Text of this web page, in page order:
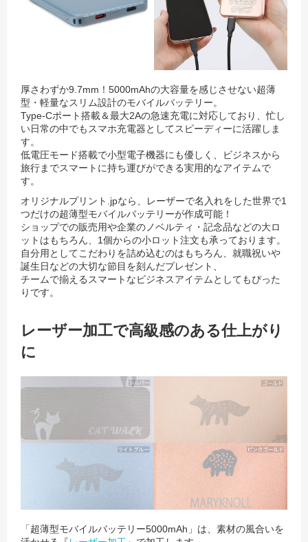
厚さわずか9.7mm！5000mAhの大容量を感じさせない超薄
型・軽量なスリム設計のモバイルバッテリー。
Type-Cポート搭載＆最大2Aの急速充電に対応しており、忙し
い日常の中でもスマホ充電器としてスピーディーに活躍しま
す。
低電圧モード搭載で小型電子機器にも優しく、ビジネスから
旅行までスマートに持ち運びができる実用的なアイテムで
す。
オリジナルプリント.jpなら、レーザーで名入れをした世界で1
つだけの超薄型モバイルバッテリーが作成可能！
ショップでの販売用や企業のノベルティ・記念品などの大ロ
ットはもちろん、1個からの小ロット注文も承っております。
自分用としてこだわりを詰め込むのはもちろん、就職祝いや
誕生日などの大切な節目を刻んだプレゼント、
チームで揃えるスマートなビジネスアイテムとしてもぴった
りです。
レーザー加工で高級感のある仕上がり
に
「超薄型モバイルバッテリー5000mAh」は、素材の風合いを